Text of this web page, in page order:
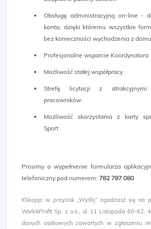
Obsługę administracyjną on-line -
konta, dzięki któremu wszystkie
bez konieczności wychodzenia z domu
Profesjonalne wsparcie Koordynatora
Możliwość stałej współpracy
Strefę licytacji z
pracowników
Możliwość skorzystania z karty
Sport
Prosimy o wypełnienie formularza
telefoniczny pod numerem: 782 787 080 ​
Klikając w przycisk „Wyślij” zgadzasz się na
Work&Profit Sp. z o.o., ul. 11 Listopada 60-62,
danych osobowych zawartych w zgłoszeniu